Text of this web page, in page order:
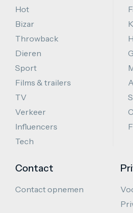
Hot
Bizar
Throwback
Dieren
Sport
Films & trailers
TV
Verkeer
Influencers
Tech
Contact
Contact opnemen